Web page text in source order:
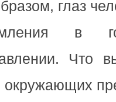
глаз
в
Что
окружающих